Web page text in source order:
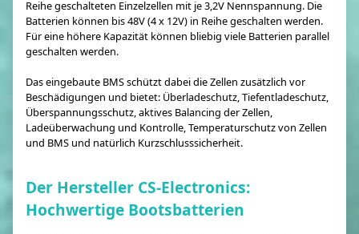
Reihe geschalteten Einzelzellen mit je 3,2V Nennspannung. Die
Batterien können bis 48V (4 x 12V) in Reihe geschalten werden.
Für eine höhere Kapazität können bliebig viele Batterien parallel
geschalten werden.
Das eingebaute BMS schützt dabei die Zellen zusätzlich vor
Beschädigungen und bietet: Überladeschutz, Tiefentladeschutz,
Überspannungsschutz, aktives Balancing der Zellen,
Ladeüberwachung und Kontrolle, Temperaturschutz von Zellen
und BMS und natürlich Kurzschlusssicherheit.
Der Hersteller CS-Electronics:
Hochwertige Bootsbatterien